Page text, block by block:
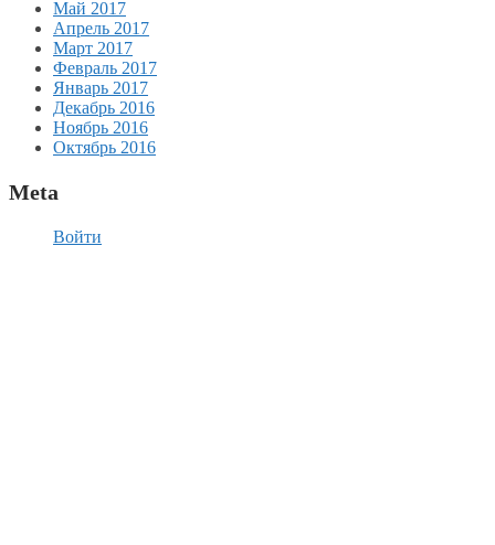
Май 2017
Апрель 2017
Март 2017
Февраль 2017
Январь 2017
Декабрь 2016
Ноябрь 2016
Октябрь 2016
Meta
Войти